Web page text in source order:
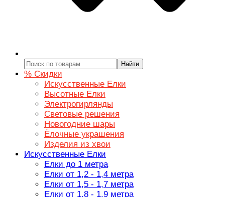
Найти
% Скидки
Искусственные Елки
Высотные Елки
Электрогирлянды
Световые решения
Новогодние шары
Ёлочные украшения
Изделия из хвои
Искусственные Елки
Елки до 1 метра
Елки от 1,2 - 1,4 метра
Елки от 1,5 - 1,7 метра
Елки от 1,8 - 1,9 метра